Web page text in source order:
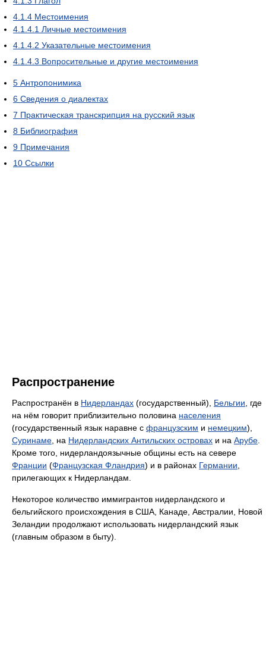
4.1.4 Местоимения
4.1.4.1 Личные местоимения
4.1.4.2 Указательные местоимения
4.1.4.3 Вопросительные и другие местоимения
5 Антропонимика
6 Сведения о диалектах
7 Практическая транскрипция на русский язык
8 Библиография
9 Примечания
10 Ссылки
Распространение
Распространён в Нидерландах (государственный), Бельгии , где
на нём говорит приблизительно половина населения
(государственный язык наравне с французским и немецким),
Суринаме , на Нидерландских Антильских островах и на Арубе
Кроме того, нидерландоязычные общины есть на севере
Франции (Французская Фландрия) и в районах Германии
прилегающих к Нидерландам.
Некоторое количество иммигрантов нидерландского и
бельгийского происхождения в США, Канаде, Австралии, Новой
Зеландии продолжают использовать нидерландский язык
(главным образом в быту).